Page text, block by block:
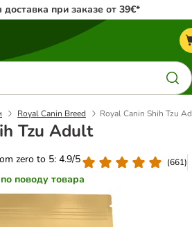
доставка при заказе от 39€*
Royal Canin Breed Royal Canin Shih Tzu
Tzu Adult
zero to 5: 4.9/5
(661)
поводу товара